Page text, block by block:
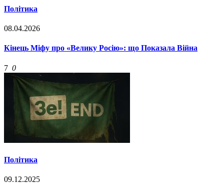
Політика
08.04.2026
Кінець Міфу про «Велику Росію»: що Показала Війна
7 0
Політика
09.12.2025